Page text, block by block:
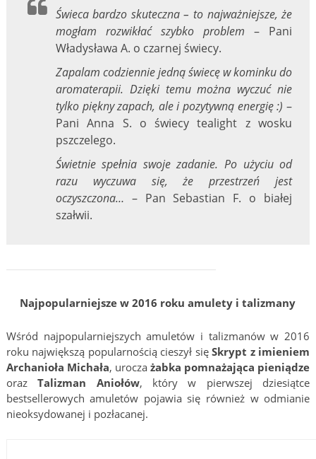
Świeca bardzo skuteczna – to najważniejsze, że
mogłam rozwikłać szybko problem – Pani
Władysława A. o czarnej świecy.
Zapalam codziennie jedną świecę w kominku do
aromaterapii. Dzięki temu można wyczuć nie
tylko piękny zapach, ale i pozytywną energię :) –
Pani Anna S. o świecy tealight z wosku
pszczelego.
Świetnie spełnia swoje zadanie. Po użyciu od
razu wyczuwa się, że przestrzeń jest
oczyszczona… – Pan Sebastian F. o białej
szałwii.
Najpopularniejsze w 2016 roku amulety i talizmany
Wśród najpopularniejszych amuletów i talizmanów w 2016
roku największą popularnością cieszył sięSkrypt z imieniem
Archanioła Michała, urocza żabka pomnażająca pieniądze
orazTalizman Aniołów, który w pierwszej dziesiątce
bestsellerowych amuletów pojawia się również w odmianie
nieoksydowanej i pozłacanej.